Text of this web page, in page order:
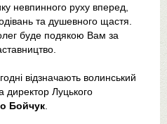
невпинного руху вперед,
та душевного щастя.
буде подякою Вам за
відзначають волинський
директор Луцького
Бойчук